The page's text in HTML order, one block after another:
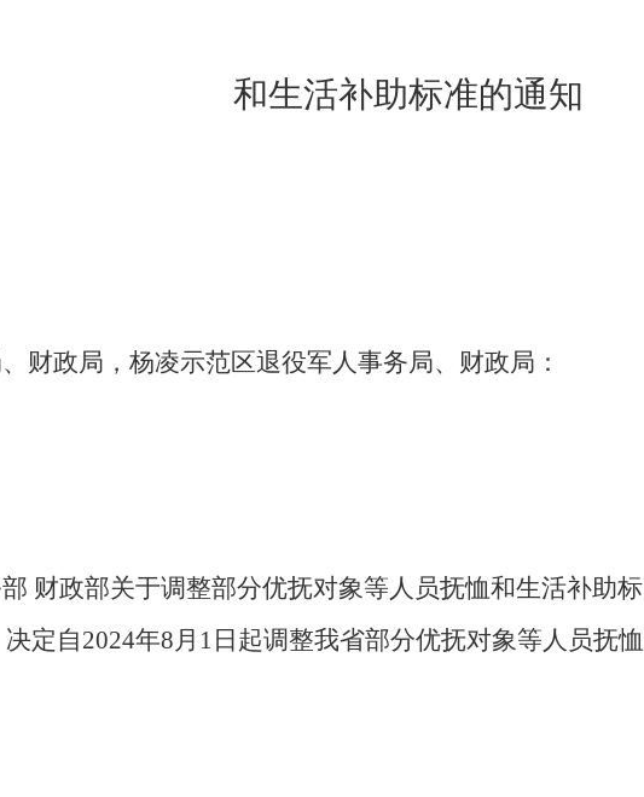
和生活补助标准的通知
财政局，杨凌示范区退役军人事务局、财政局：
财政部关于调整部分优抚对象等人员抚恤和生活补助
定自2024年8月1日起调整我省部分优抚对象等人员抚